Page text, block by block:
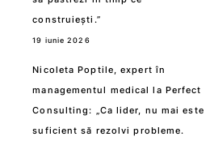
construiești.”
19 iunie 2026
Nicoleta Poptile, expert în
managementul medical la Perfect
Consulting: „Ca lider, nu mai este
suficient să rezolvi probleme.